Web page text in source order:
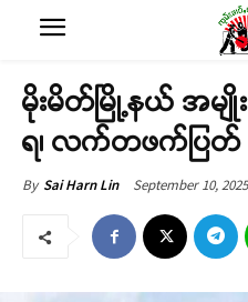
မိုးမိတ်မြို့နယ် အမျိုး
ရ၊ လက်တဖက်ပြတ်
By Sai Harn Lin September 10, 2025